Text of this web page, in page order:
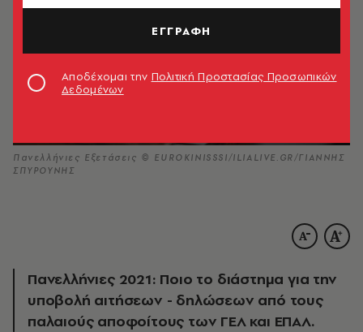
Πανελλήνιες Εξετάσεις © EUROKINISSSI/ILIALIVE.GR/ΓΙΑΝΝΗΣ
ΣΠΥΡΟΥΝΗΣ
Πανελλήνιες 2021: Ποιο το διάστημα για την
υποβολή αιτήσεων - δηλώσεων από τους
παλαιούς αποφοίτους των ΓΕΛ και ΕΠΑΛ.
ΕΓΓΡΑΦΗ
Αποδέχομαι την Πολιτική Προστασίας Προσωπικών
Δεδομένων